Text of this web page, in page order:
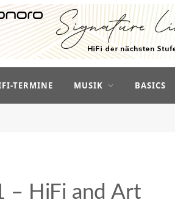
TERMINE MUSIK BASICS
– HiFi and Art